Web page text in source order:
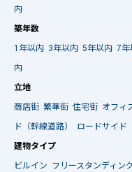
内
築年数
1年以内 3年以内 5年以内 7年
内
立地
商店街 繁華街 住宅街 オフィ
ド（幹線道路）
ロードサイド
建物タイプ
ビルイン フリースタンディン